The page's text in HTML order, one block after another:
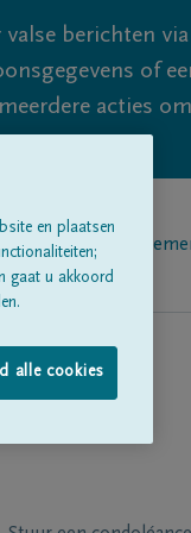
berichten
of
acties
en plaatsen
gaat u akkoord
alle cookies